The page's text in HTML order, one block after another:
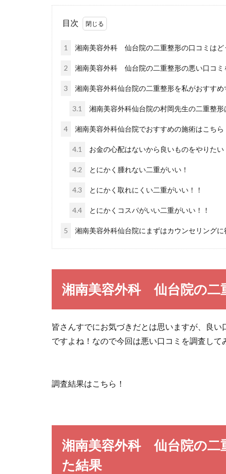
目次
1 湘南美容外科 仙台院の二重整形の口コミはど
2 湘南美容外科 仙台院の二重整形の悪い口コミ
3 湘南美容外科仙台院の二重整形を私がおすすめ
3.1 湘南美容外科仙台院の村岡先生の二重整形
4 湘南美容外科仙台院でおすすめの施術はこちら
4.1 お金の心配はないから良いものをやりたい
4.2 とにかく腫れない二重がいい！
4.3 とにかく取れにくい二重がいい！！
4.4 とにかくコスパがいい二重がいい！！
5 湘南美容外科仙台院にまずはカウンセリングに
湘南美容外科 仙台院の二
皆さんすでにお気づきだとは思いますが、良
ですよね！なので今回は悪い口コミを調査して
調査結果はこちら！
湘南美容外科 仙台院の二
た結果